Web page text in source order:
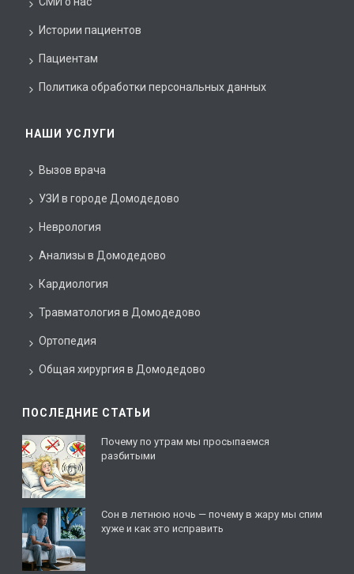
Истории пациентов
Пациентам
Политика обработки персональных данных
НАШИ УСЛУГИ
Вызов врача
УЗИ в городе Домодедово
Неврология
Анализы в Домодедово
Кардиология
Травматология в Домодедово
Ортопедия
Общая хирургия в Домодедово
ПОСЛЕДНИЕ СТАТЬИ
Почему по утрам мы просыпаемся
разбитыми
Сон в летнюю ночь — почему в жару мы спим
хуже и как это исправить